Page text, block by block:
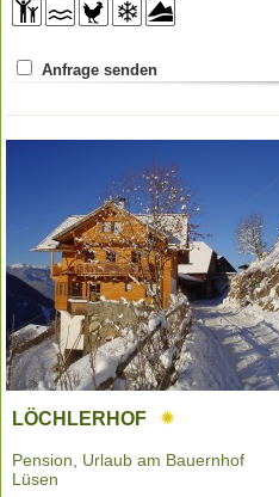
Anfrage senden
LÖCHLERHOF
Pension, Urlaub am Bauernhof
Lüsen